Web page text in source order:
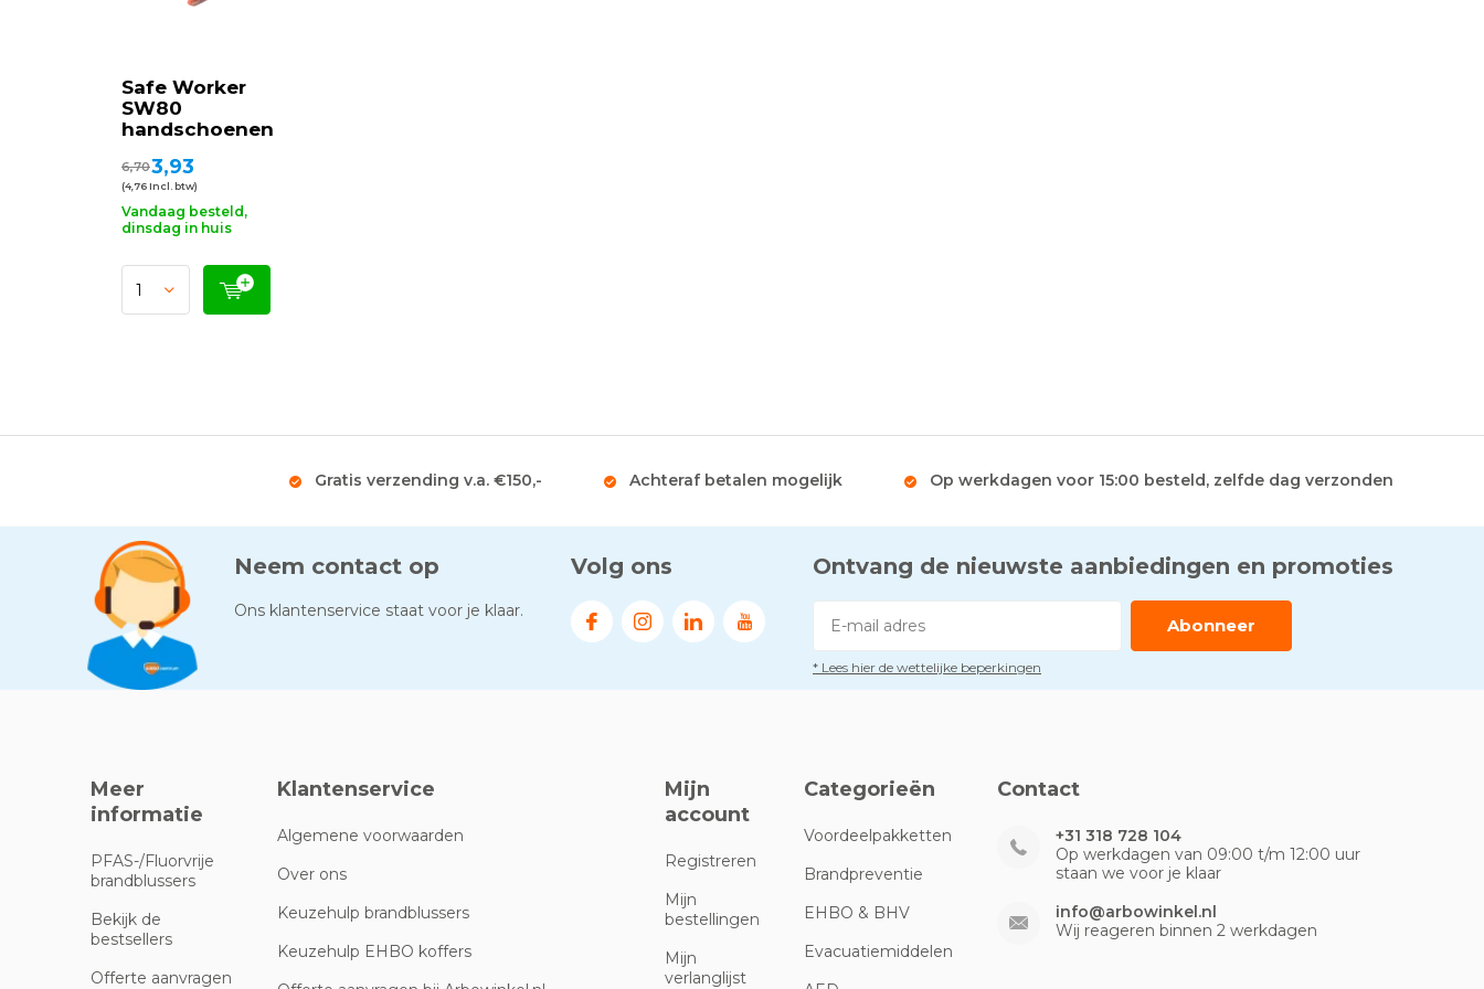
Safe Worker
SW80
handschoenen
6,703,93
(4,76 Incl. btw)
Vandaag besteld,
dinsdag in huis
Gratis verzending v.a. €150,- Achteraf betalen mogelijk Op werkdagen voor 15:00 besteld, zelfde dag verzonden
Neem contact op
Ons klantenservice staat voor je klaar.
Volg ons Ontvang de nieuwste aanbiedingen en promoties
Abonneer
* Lees hier de wettelijke beperkingen
Meer
informatie
PFAS-/Fluorvrije
brandblussers
Bekijk de
bestsellers
Offerte aanvragen
Klantenservice
Algemene voorwaarden
Over ons
Keuzehulp brandblussers
Keuzehulp EHBO koffers
Mijn
account
Registreren
Mijn
bestellingen
Mijn
verlanglijst
Categorieën
Voordeelpakketten
Brandpreventie
EHBO & BHV
Evacuatiemiddelen
Contact
+31 318 728 104
Op werkdagen van 09:00 t/m 12:00 uur
staan we voor je klaar
info@arbowinkel.nl
Wij reageren binnen 2 werkdagen